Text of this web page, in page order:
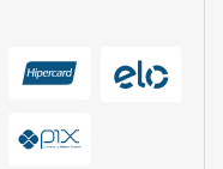
com
o seio.